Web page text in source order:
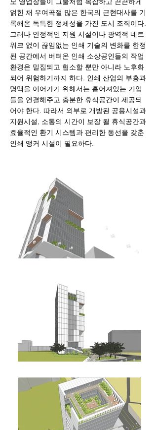
얽힌 채 우여곡절 많은 한국의 근현대사를 기
록해온 독특한 정체성을 가진 도시 조직이다.
그러나 안정적인 지원 시설이나 광역적 네트
워크 없이 끊임없는 인쇄 기술의 변화를 한정
된 공간에서 버텨온 인쇄 소상공인들의 작업
환경은 밀집되고 협소할 뿐만 아니라 노후화
되어 위험하기까지 하다. 인쇄 산업의 부흥과
명맥을 이어가기 위해서는 흩어져있는 기업
들을 연결해주고 충분한 휴식공간이 제공되
어야 한다. 따라서 외부로 개방된 공용시설과
지원시설, 소통의 시간이 보장 될 휴식공간과
효율적인 환기 시스템과 편리한 동선을 갖춘
인쇄 앵커 시설이 필요하다.